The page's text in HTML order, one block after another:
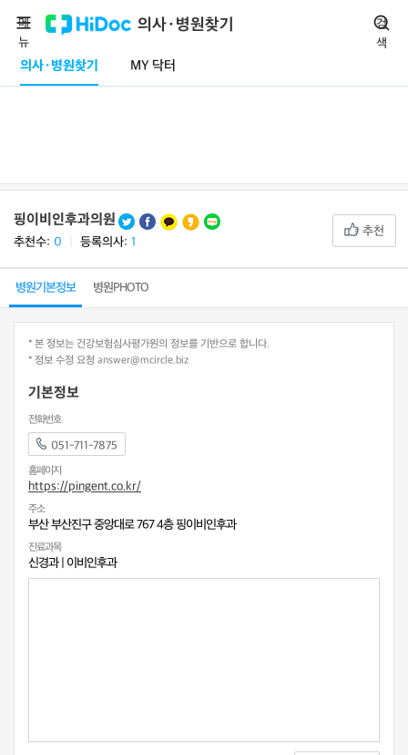
의사·병원찾기
의사·병원찾기 MY 닥터
메
뉴
검
색
핑이비인후과의원
추천수: 0 등록의사: 1
추천
병원기본정보 병원PHOTO
* 본 정보는 건강보험심사평가원의 정보를 기반으로 합니다.
* 정보 수정 요청 answer@mcircle.biz
기본정보
전화번호
051-711-7875
홈페이지
https://pingent.co.kr/
주소
부산 부산진구 중앙대로 767 4층 핑이비인후과
진료과목
신경과| 이비인후과